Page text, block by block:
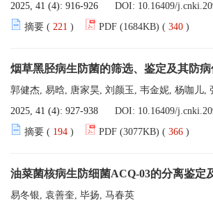
2025, 41 (4): 916-926
DOI: 10.16409/
摘要 ( 221 ) PDF (1684KB) ( 340 )
烟草黑胫病生防菌的筛选、鉴定及其防病
郭健杰, 易晗, 唐家昊, 刘颜玉, 韦金妮, 杨咖儿,
2025, 41 (4): 927-938
DOI: 10.16409/
摘要 ( 194 ) PDF (3077KB) ( 366 )
油菜菌核病生防细菌ACQ-03的分离鉴定
易冬银, 袁善奎, 毕扬, 马春英